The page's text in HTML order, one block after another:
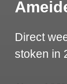
Direct
stoken in